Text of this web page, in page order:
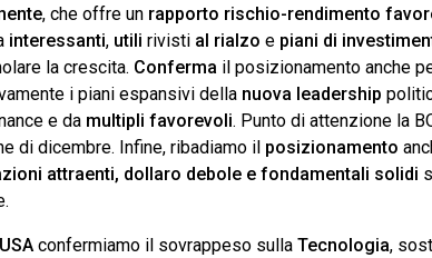
, che offre un rapporto rischio-rendimento
interessanti, utili rivisti al rialzo e piani di
la crescita. Conferma il posizionamento anche
i piani espansivi della nuova leadership
e da multipli favorevoli. Punto di attenzione la
di dicembre. Infine, ribadiamo il posizionamento
attraenti, dollaro debole e fondamentali solidi
USA confermiamo il sovrappeso sulla Tecnologia,